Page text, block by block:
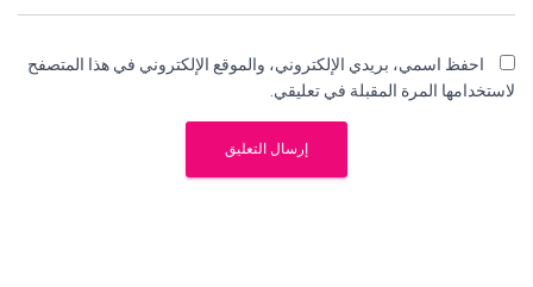
احفظ اسمي، بريدي الإلكتروني، والموقع الإلكتروني في هذا المتصفح
لاستخدامها المرة المقبلة في تعليقي.